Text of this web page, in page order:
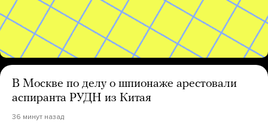
В Москве по делу о шпионаже арестовали
аспиранта РУДН из Китая
36 минут назад